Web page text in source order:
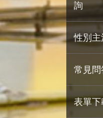
詢
性別
常見問
表單